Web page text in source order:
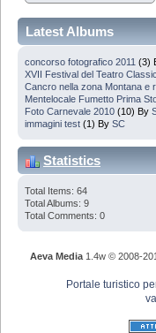
Latest Albums
concorso fotografico 2011 (3)
XVII Festival del Teatro
Cancro nella zona Montana e
Mentelocale Fumetto Prima
Foto Carnevale 2010 (10) By
immagini test (1) By SC
Statistics
Total Items: 64
Total Albums: 9
Total Comments: 0
Aeva Media1.4w © 2008-
Portale turistico